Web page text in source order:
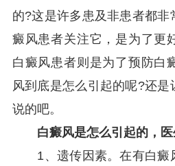
的?这是许多患及非患者都非
癜风患者关注它，是为了更
白癜风患者则是为了预防白
风到底是怎么引起的呢?还是
说的吧。
白癜风是怎么引起的，医
1、遗传因素。在有白癜